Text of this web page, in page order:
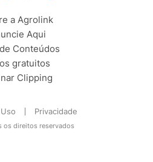
a Agrolink
Aqui
Conteúdos
gratuitos
Clipping
Privacidade
os direitos reservados